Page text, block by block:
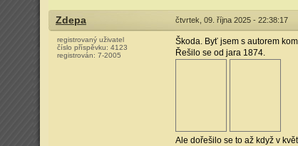
Zdepa čtvrtek, 09. října 2025 - 22:38:17
registrovaný uživatel
číslo příspěvku: 4123
registrován: 7-2005
Škoda. Byť jsem s autorem
Řešilo se od jara 1874.
Ale dořešilo se to až když v